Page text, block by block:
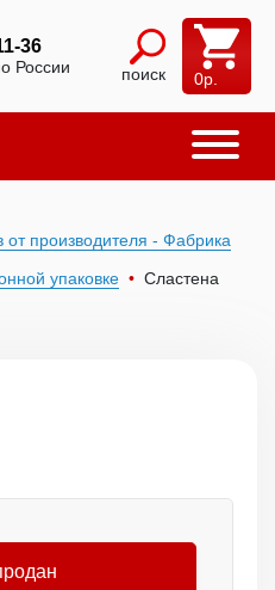
36
России поиск 0р.
от производителя - Фабрика
упаковке Сластена